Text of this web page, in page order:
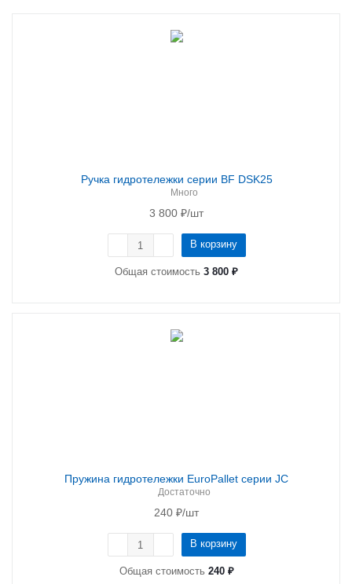
Ручка гидротележки серии BF DSK25
Много
3 800 ₽/шт
В корзину
Общая стоимость 3 800 ₽
Пружина гидротележки EuroPallet серии JC
Достаточно
240 ₽/шт
В корзину
Общая стоимость 240 ₽